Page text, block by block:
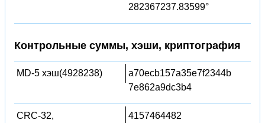
282367237.83599°
Контрольные суммы, хэши, криптография
MD-5 хэш(4928238)
a70ecb157a35e7f2344b
7e862a9dc3b4
CRC-32,
4157464482